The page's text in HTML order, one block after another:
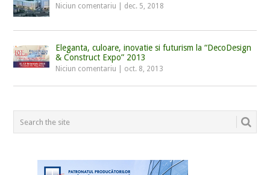
Niciun comentariu dec. 5, 2018
Eleganta, culoare, inovatie si futurism la “DecoDesign
& Construct Expo” 2013
Niciun comentariu oct. 8, 2013